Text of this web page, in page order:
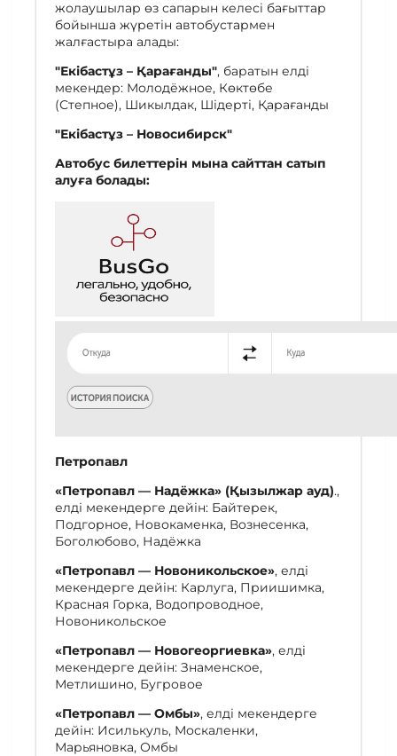
жолаушылар өз сапарын келесі бағыттар
бойынша жүретін автобустармен
жалғастыра алады:
"Екібастұз – Қарағанды", баратын елді
мекендер: Молодёжное, Көктөбе
(Степное), Шикылдак, Шідерті, Қарағанды
"Екібастұз – Новосибирск"
Автобус билеттерін мына сайттан сатып
алуға болады:
Петропавл
«Петропавл — Надёжка» (Қызылжар ауд).,
елді мекендерге дейін: Байтерек,
Подгорное, Новокаменка, Вознесенка,
Боголюбово, Надёжка
«Петропавл — Новоникольское», елді
мекендерге дейін: Карлуга, Приишимка,
Красная Горка, Водопроводное,
Новоникольское
«Петропавл — Новогеоргиевка», елді
мекендерге дейін: Знаменское,
Метлишино, Бугровое
«Петропавл — Омбы», елді мекендерге
дейін: Исилькуль, Москаленки,
Марьяновка, Омбы